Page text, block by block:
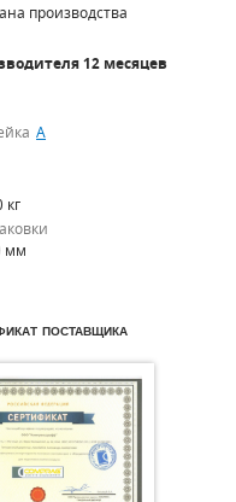
производства
12 месяцев
A
кг
мм
поставщика